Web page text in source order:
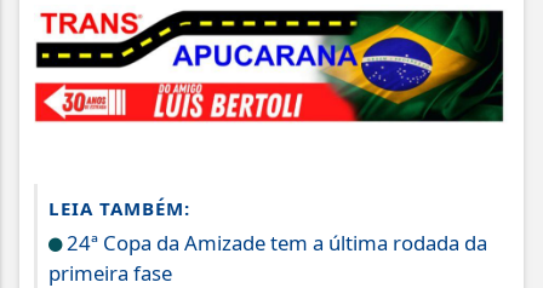
LEIA TAMBÉM:
24ª Copa da Amizade tem a última rodada da
primeira fase